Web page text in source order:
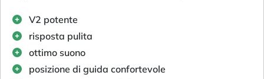
V2 potente
risposta pulita
ottimo suono
posizione di guida confortevole